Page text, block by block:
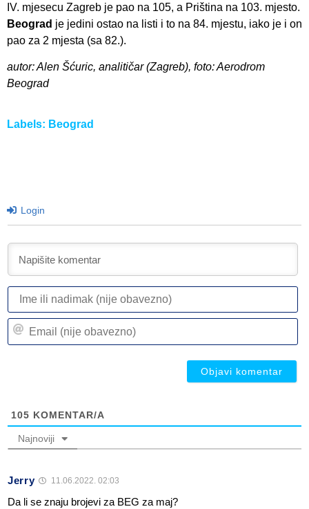
IV. mjesecu Zagreb je pao na 105, a Priština na 103. mjesto.
Beograd je jedini ostao na listi i to na 84. mjestu, iako je i on
pao za 2 mjesta (sa 82.).
autor: Alen Šćuric, analitičar (Zagreb), foto: Aerodrom
Beograd
Labels: Beograd
Login
105 KOMENTAR/A
Najnoviji
Jerry 11.06.2022. 02:03
Da li se znaju brojevi za BEG za maj?